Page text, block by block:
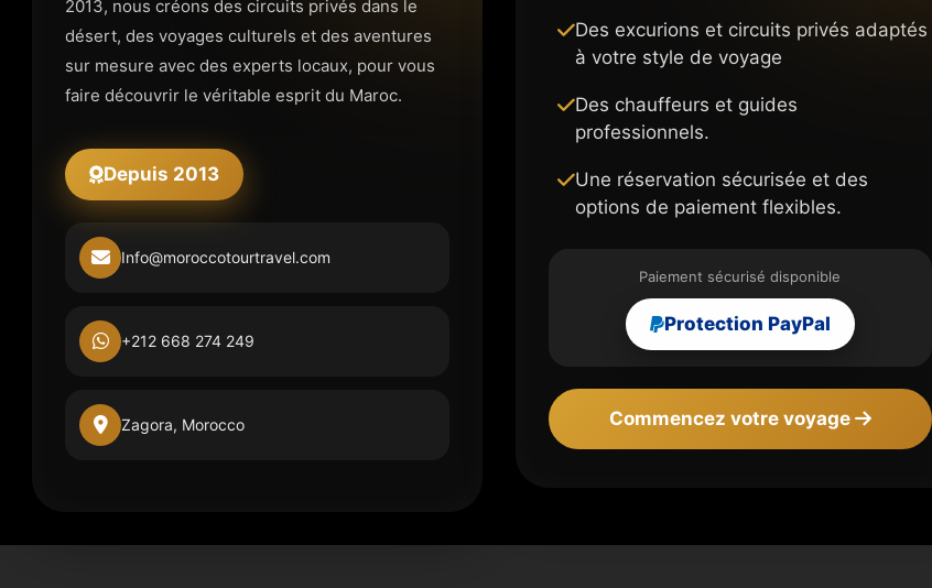
2013, nous créons des circuits privés dans le
désert, des voyages culturels et des aventures
sur mesure avec des experts locaux, pour vous
faire découvrir le véritable esprit du Maroc.
Depuis 2013
Info@moroccotourtravel.com
+212 668 274 249
Zagora, Morocco
Des excurions et circuits privés adaptés
à votre style de voyage
Des chauffeurs et guides
professionnels.
Une réservation sécurisée et des
options de paiement flexibles.
Paiement sécurisé disponible
Protection PayPal
Commencez votre voyage